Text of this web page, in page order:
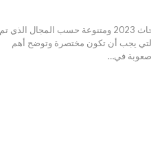
أفضل خاتمة بحث قصيرة جاهزه تعتبر مناسبة لجميع الأبحاث 2023 ومتنوعة حسب المجال الذي تم
التي يجب أن تكون مختصرة وتوضح أهم
صعوبة في…